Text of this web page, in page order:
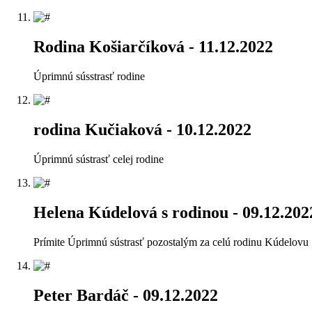
Rodina Košiarčíková - 11.12.2022
Úprimnú sússtrasť rodine
rodina Kučiaková - 10.12.2022
Úprimnú sústrasť celej rodine
Helena Kúdelová s rodinou -
Prímite Úprimnú sústrasť pozostalým za celú rodinu Kúdelovu
Peter Bardáč - 09.12.2022